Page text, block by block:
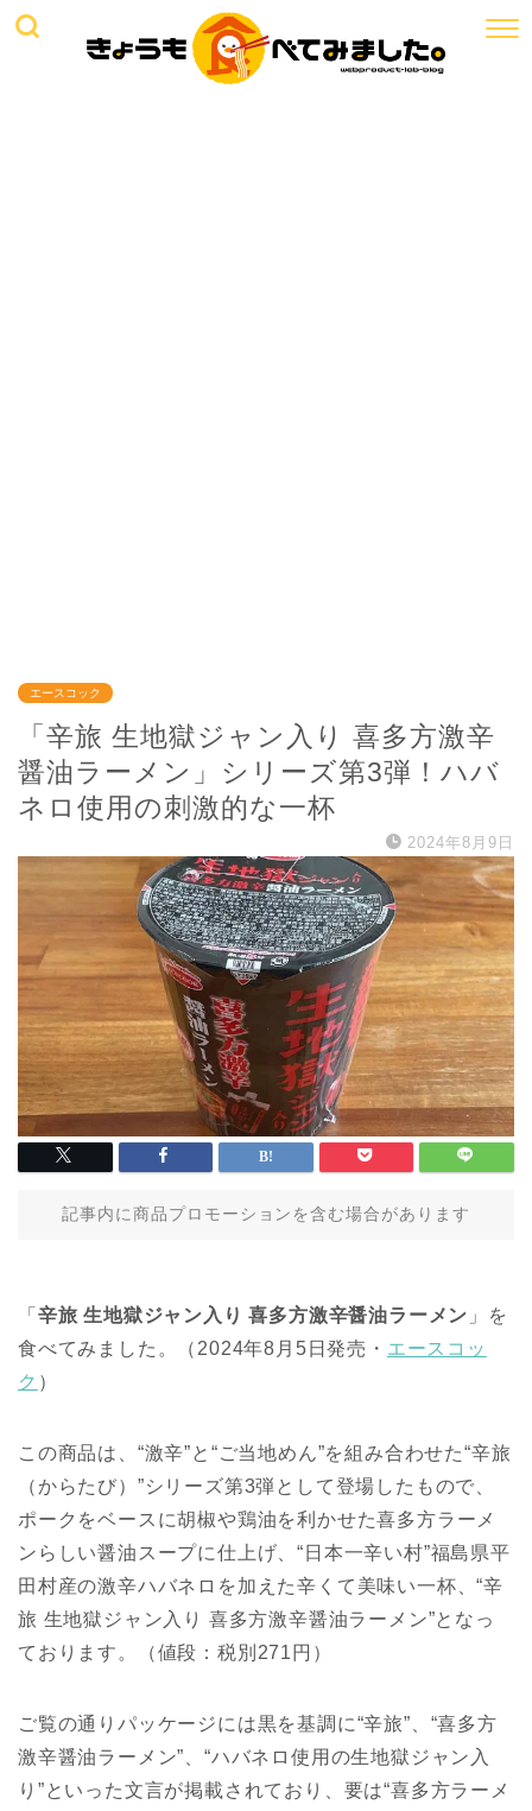
エースコック
「辛旅 生地獄ジャン入り 喜多方激辛
醤油ラーメン」シリーズ第3弾！ハバ
ネロ使用の刺激的な一杯
2024年8月9日
記事内に商品プロモーションを含む場合があります
「 辛旅 生地獄ジャン入り 喜多方激辛醤油ラーメン 」を
食べてみました。（2024年8月5日発売・ エースコッ
ク ）
この商品は、“激辛”と“ご当地めん”を組み合わせた“辛旅
（からたび）”シリーズ第3弾として登場したもので、
ポークをベースに胡椒や鶏油を利かせた喜多方ラーメ
ンらしい醤油スープに仕上げ、“日本一辛い村”福島県平
田村産の激辛ハバネロを加えた辛くて美味い一杯、“辛
旅 生地獄ジャン入り 喜多方激辛醤油ラーメン”となっ
ております。（値段：税別271円）
ご覧の通りパッケージには黒を基調に“辛旅”、“喜多方
激辛醤油ラーメン”、“ハバネロ使用の生地獄ジャン入
り”といった文言が掲載されており、要は“喜多方ラーメ